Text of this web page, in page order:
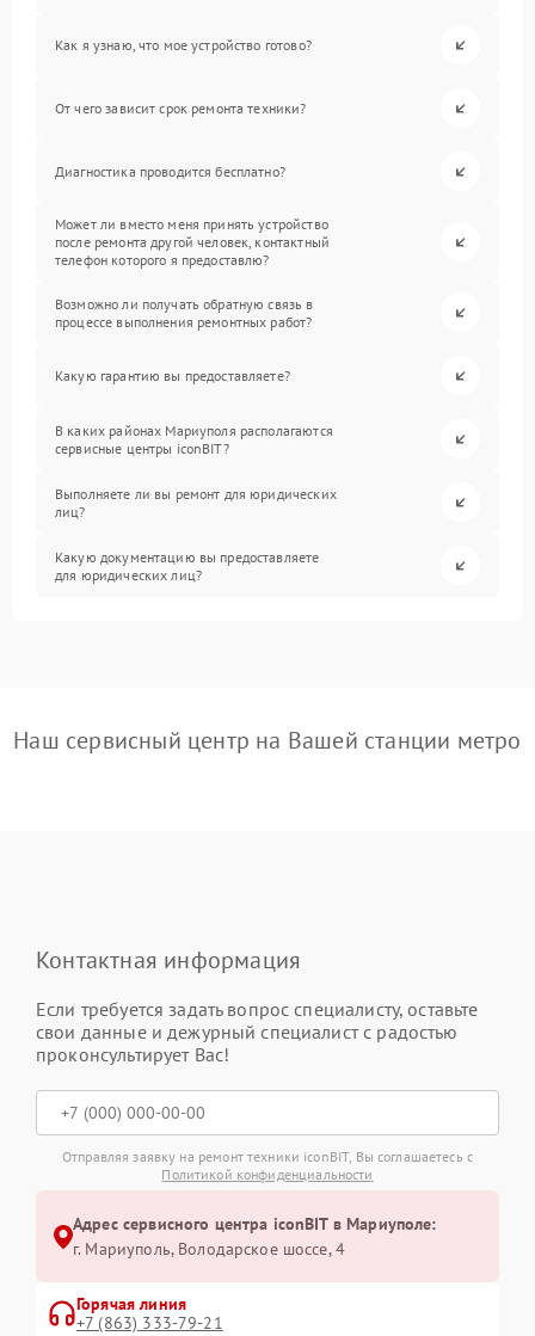
Как я узнаю, что мое устройство готово?
От чего зависит срок ремонта техники?
Диагностика проводится бесплатно?
Может ли вместо меня принять устройство
после ремонта другой человек, контактный
телефон которого я предоставлю?
Возможно ли получать обратную связь в
процессе выполнения ремонтных работ?
Какую гарантию вы предоставляете?
В каких районах Мариуполя располагаются
сервисные центры iconBIT?
Выполняете ли вы ремонт для юридических
лиц?
Какую документацию вы предоставляете
для юридических лиц?
Наш сервисный центр на Вашей станции метро
Контактная информация
Если требуется задать вопрос специалисту, оставьте
свои данные и дежурный специалист с радостью
проконсультирует Вас!
Отправляя заявку на ремонт техники iconBIT, Вы соглашаетесь с
Политикой конфиденциальности
Адрес сервисного центра iconBIT в Мариуполе:
г. Мариуполь, Володарское шоссе, 4
Горячая линия
+7 (863) 333-79-21